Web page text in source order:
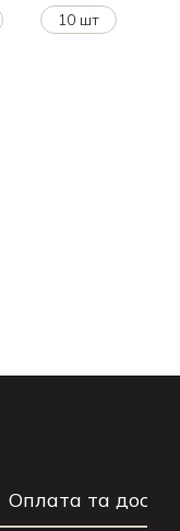
10 шт
Оплата та